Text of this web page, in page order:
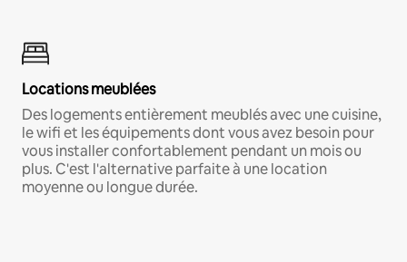
Locations meublées
Des logements entièrement meublés avec une cuisine,
le wifi et les équipements dont vous avez besoin pour
vous installer confortablement pendant un mois ou
plus. C'est l'alternative parfaite à une location
moyenne ou longue durée.